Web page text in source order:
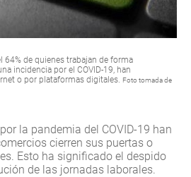
64% de quienes trabajan de forma
incidencia por el COVID-19, han
o por plataformas digitales. Foto tomada de
la pandemia del COVID-19 han
cierren sus puertas o
Esto ha significado el despido
de las jornadas laborales.